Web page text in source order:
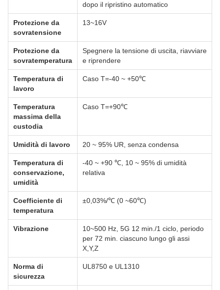
dopo il ripristino automatico
Protezione da
sovratensione
13~16V
Protezione da
sovratemperatura
Spegnere la tensione di uscita, riavviare
e riprendere
Temperatura di
lavoro
Caso T=-40 ~ +50℃
Temperatura
massima della
custodia
Caso T=+90℃
Umidità di lavoro 20 ~ 95% UR, senza condensa
Temperatura di
conservazione,
umidità
-40 ~ +90 ℃, 10 ~ 95% di umidità
relativa
Coefficiente di
temperatura
±0,03%/℃ (0 ~60℃)
Vibrazione
10~500 Hz, 5G 12 min./1 ciclo, periodo
per 72 min. ciascuno lungo gli assi
X,Y,Z
Norma di
sicurezza
UL8750 e UL1310